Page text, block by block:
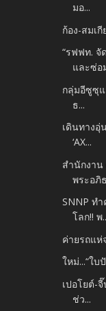
มอ...
ก้อง-สมเ
“รฟฟท. จั
และซ่อ
กลุ่มอีซูซุแ
ธ...
เดินทางอุ่
‘AX...
สำนักงาน
พระอภิ
SNNP ท
โลก!! พ
ค่ายรถแห่
ใหม่...“ใ
เปอโยต์-
ช่ว...